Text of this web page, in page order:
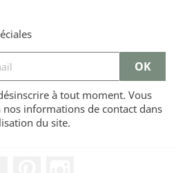
à tout moment. Vous
informations de contact dans
du site.